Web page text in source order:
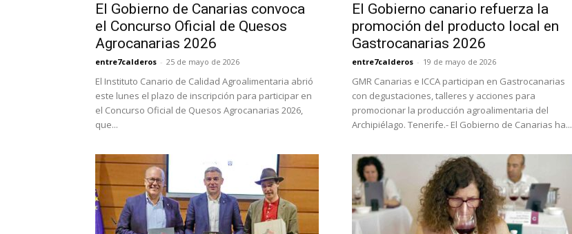
El Gobierno de Canarias convoca
el Concurso Oficial de Quesos
Agrocanarias 2026
entre7calderos - 25 de mayo de 2026
El Instituto Canario de Calidad Agroalimentaria abrió
este lunes el plazo de inscripción para participar en
el Concurso Oficial de Quesos Agrocanarias 2026,
que...
El Gobierno canario refuerza la
promoción del producto local en
Gastrocanarias 2026
entre7calderos - 19 de mayo de 2026
GMR Canarias e ICCA participan en Gastrocanarias
con degustaciones, talleres y acciones para
promocionar la producción agroalimentaria del
Archipiélago. Tenerife.- El Gobierno de Canarias ha...